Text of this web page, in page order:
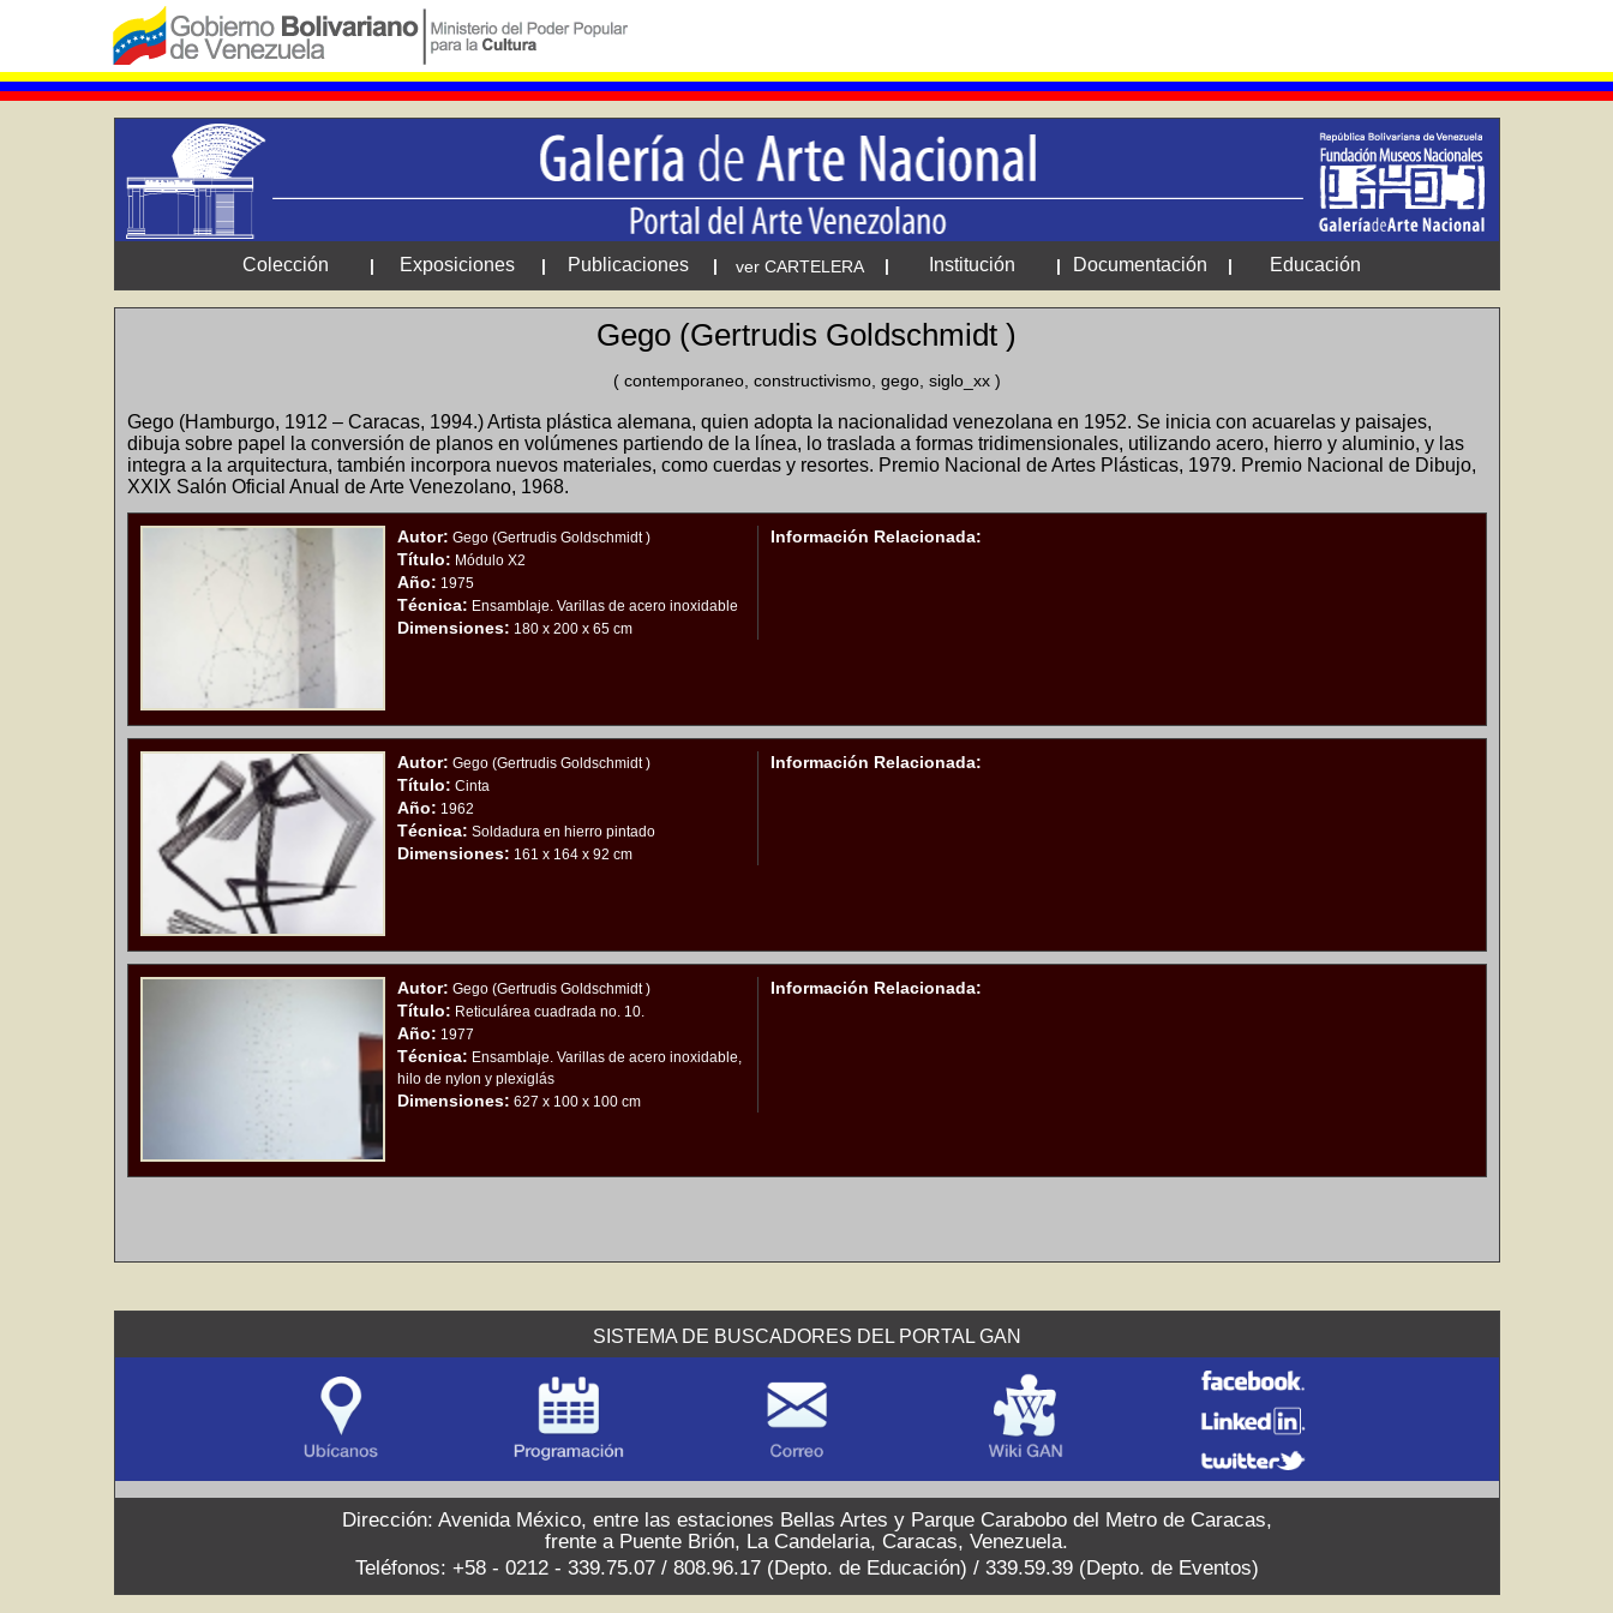
Colección | Exposiciones | Publicaciones | ver CARTELERA | Institución | Documentación | Educación
Gego (Gertrudis Goldschmidt )
( contemporaneo, constructivismo, gego, siglo_xx )
Gego (Hamburgo, 1912 – Caracas, 1994.) Artista plástica alemana, quien adopta la nacionalidad venezolana en 1952. Se inicia con acuarelas y paisajes,
dibuja sobre papel la conversión de planos en volúmenes partiendo de la línea, lo traslada a formas tridimensionales, utilizando acero, hierro y aluminio, y las
integra a la arquitectura, también incorpora nuevos materiales, como cuerdas y resortes. Premio Nacional de Artes Plásticas, 1979. Premio Nacional de Dibujo,
XXIX Salón Oficial Anual de Arte Venezolano, 1968.
Autor: Gego (Gertrudis Goldschmidt )
Título: Módulo X2
Año: 1975
Técnica: Ensamblaje. Varillas de acero inoxidable
Dimensiones: 180 x 200 x 65 cm
Información Relacionada:
Autor: Gego (Gertrudis Goldschmidt )
Título: Cinta
Año: 1962
Técnica: Soldadura en hierro pintado
Dimensiones: 161 x 164 x 92 cm
Información Relacionada:
Autor: Gego (Gertrudis Goldschmidt )
Título: Reticulárea cuadrada no. 10.
Año: 1977
Técnica: Ensamblaje. Varillas de acero inoxidable,
hilo de nylon y plexiglás
Dimensiones: 627 x 100 x 100 cm
Información Relacionada:
SISTEMA DE BUSCADORES DEL PORTAL GAN
Dirección: Avenida México, entre las estaciones Bellas Artes y Parque Carabobo del Metro de Caracas,
frente a Puente Brión, La Candelaria, Caracas, Venezuela.
Teléfonos: +58 - 0212 - 339.75.07 / 808.96.17 (Depto. de Educación) / 339.59.39 (Depto. de Eventos)